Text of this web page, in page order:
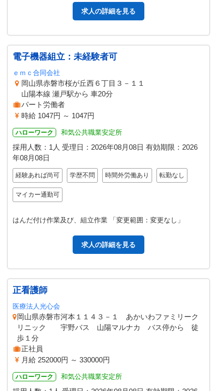
求人の詳細を見る
電子機器組立：未経験者可
ｅｍｃ合同会社
岡山県赤磐市桜が丘西６丁目３－１１
山陽本線 瀬戸駅から 車20分
パート労働者
時給 1047円 ～ 1047円
ハローワーク 和気公共職業安定所
採用人数：1人 受理日： 2026年08月08日 有効期限： 2026
年08月08日
経験あれば尚可 学歴不問 時間外労働あり 転勤なし
マイカー通勤可
はんだ付け作業及び、組立作業 「変更範囲：変更なし」
求人の詳細を見る
正看護師
医療法人光心会
岡山県赤磐市河本１１４３－１ あかいわファミリーク
リニック 宇野バス 山陽マルナカ バス停から 徒
歩１分
正社員
月給 252000円 ～ 330000円
ハローワーク 和気公共職業安定所